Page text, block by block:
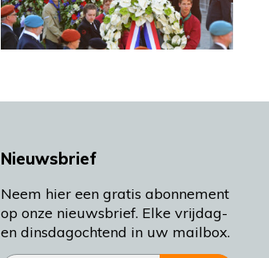
Nieuwsbrief
Neem hier een gratis abonnement
op onze nieuwsbrief. Elke vrijdag-
en dinsdagochtend in uw mailbox.